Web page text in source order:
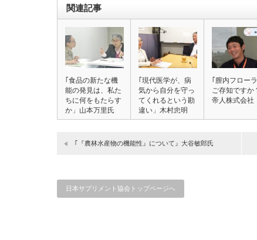
関連記事
｢食品の新たな機
能の発見は、私た
ちに何をもたらす
か」山本万里氏
｢現代医学が、病
気から自分を守っ
てくれるという勘
違い」木村忠明
氏…
｢膣内フロー
ご存知ですか
帝人株式会社
｢『農林水産物の機能性』について』大谷敏郎氏
日本サプリメント協会トップページへ